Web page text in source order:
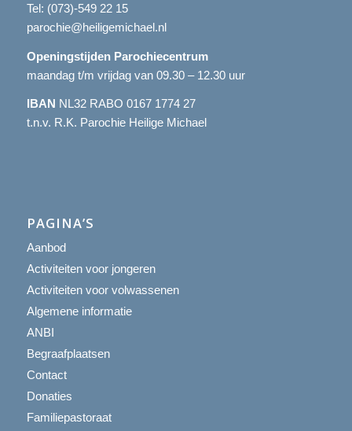
Tel: (073)-549 22 15
parochie@heiligemichael.nl
Openingstijden Parochiecentrum
maandag t/m vrijdag van 09.30 – 12.30 uur
IBAN NL32 RABO 0167 1774 27
t.n.v. R.K. Parochie Heilige Michael
PAGINA’S
Aanbod
Activiteiten voor jongeren
Activiteiten voor volwassenen
Algemene informatie
ANBI
Begraafplaatsen
Contact
Donaties
Familiepastoraat